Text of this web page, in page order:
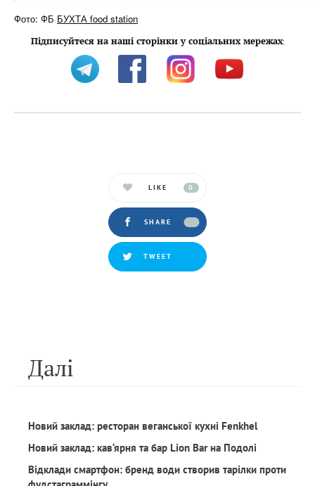
Фото: ФБ БУХТА food station
Підписуйтеся на наші сторінки у соціальних мережах:
LIKE 0
SHARE
TWEET
Далi
Новий заклад: ресторан веганської кухні Fenkhel
Новий заклад: кав‘ярня та бар Lion Bar на Подолі
Відклади смартфон: бренд води створив тарілки проти